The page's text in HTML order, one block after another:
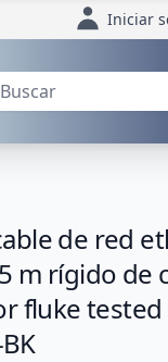
Iniciar
de red
m rígido de
fluke tested